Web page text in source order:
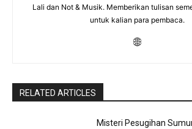
Lali dan Not & Musik. Memberikan tulisan
untuk kalian para pembaca.
RELATED ARTICLES
Misteri Pesugihan